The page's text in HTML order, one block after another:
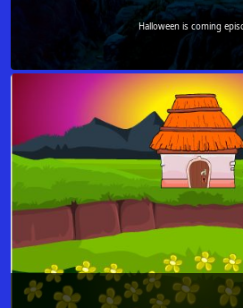
Halloween is coming